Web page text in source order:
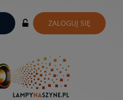
ZALOGUJ SIĘ